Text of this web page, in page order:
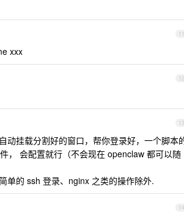
11
xxx
12
13
动挂载分割好的窗口，帮你登录好，一个脚本
， 会配置就行（不会现在 openclaw 都可以随
单的 ssh 登录、nginx 之类的操作除外.
14